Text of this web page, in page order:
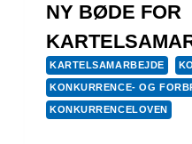
NY BØDE FOR
KARTELSAMARBEJDE
KONKURRENCE- OG
KONKURRENCELOVEN